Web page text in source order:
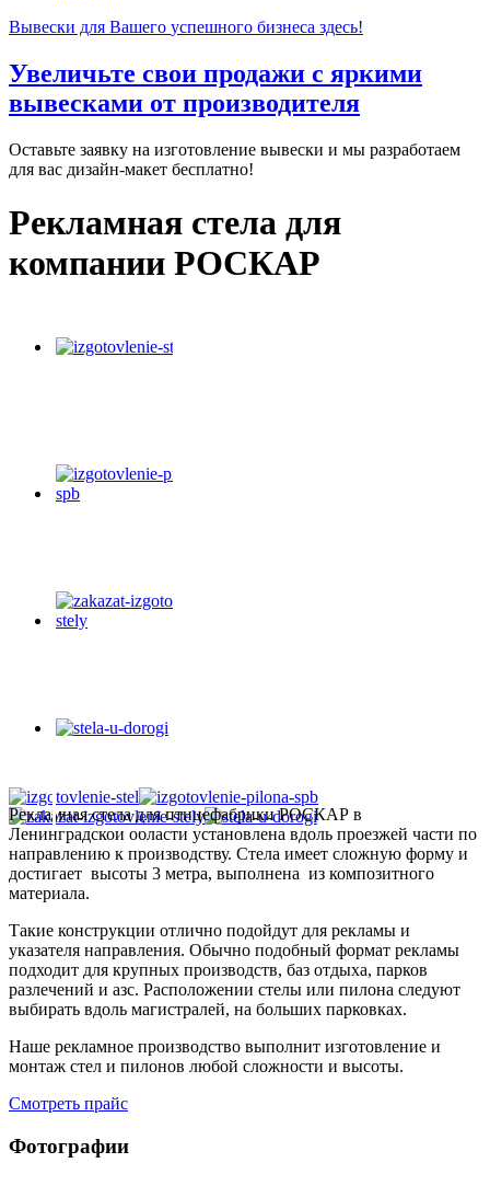
Вывески для Вашего успешного бизнеса здесь!
Увеличьте свои продажи с яркими
вывесками от производителя
Оставьте заявку на изготовление вывески и мы разработаем
для вас дизайн-макет бесплатно!
Рекламная стела для
компании РОСКАР
Рекламная стела для птицефабрики РОСКАР в
Ленинградской области установлена вдоль проезжей части по
направлению к производству. Стела имеет сложную форму и
достигает высоты 3 метра, выполнена из композитного
материала.
Такие конструкции отлично подойдут для рекламы и
указателя направления. Обычно подобный формат рекламы
подходит для крупных производств, баз отдыха, парков
разлечений и азс. Расположении стелы или пилона следуют
выбирать вдоль магистралей, на больших парковках.
Наше рекламное производство выполнит изготовление и
монтаж стел и пилонов любой сложности и высоты.
Смотреть прайс
Фотографии